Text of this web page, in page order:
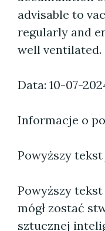
advisable to
regularly and
well ventilated.
Data: 10-07-
Informacje o
Powyższy
Powyższy tekst
mógł zostać
sztucznej